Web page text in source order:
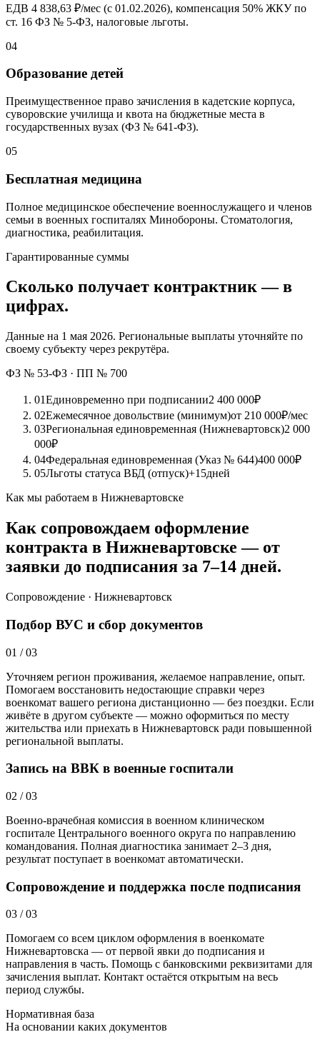
ЕДВ 4 838,63 ₽/мес (с 01.02.2026), компенсация 50% ЖКУ по
ст. 16 ФЗ № 5-ФЗ, налоговые льготы.
04
Образование детей
Преимущественное право зачисления в кадетские корпуса,
суворовские училища и квота на бюджетные места в
государственных вузах (ФЗ № 641-ФЗ).
05
Бесплатная медицина
Полное медицинское обеспечение военнослужащего и членов
семьи в военных госпиталях Минобороны. Стоматология,
диагностика, реабилитация.
Гарантированные суммы
Сколько получает контрактник — в
цифрах.
Данные на 1 мая 2026. Региональные выплаты уточняйте по
своему субъекту через рекрутёра.
ФЗ № 53-ФЗ · ПП № 700
01Единовременно при подписании2 400 000₽
02Ежемесячное довольствие (минимум)от 210 000₽/мес
03Региональная единовременная (Нижневартовск)2 000
000₽
04Федеральная единовременная (Указ № 644)400 000₽
05Льготы статуса ВБД (отпуск)+15дней
Как мы работаем в Нижневартовске
Как сопровождаем оформление
контракта в Нижневартовске — от
заявки до подписания за 7–14 дней.
Сопровождение · Нижневартовск
Подбор ВУС и сбор документов
01 /03
Уточняем регион проживания, желаемое направление, опыт.
Помогаем восстановить недостающие справки через
военкомат вашего региона дистанционно — без поездки. Если
живёте в другом субъекте — можно оформиться по месту
жительства или приехать в Нижневартовск ради повышенной
региональной выплаты.
Запись на ВВК в военные госпитали
02 /03
Военно-врачебная комиссия в военном клиническом
госпитале Центрального военного округа по направлению
командования. Полная диагностика занимает 2–3 дня,
результат поступает в военкомат автоматически.
Сопровождение и поддержка после подписания
03 /03
Помогаем со всем циклом оформления в военкомате
Нижневартовска — от первой явки до подписания и
направления в часть. Помощь с банковскими реквизитами для
зачисления выплат. Контакт остаётся открытым на весь
период службы.
Нормативная база
На основании каких документов